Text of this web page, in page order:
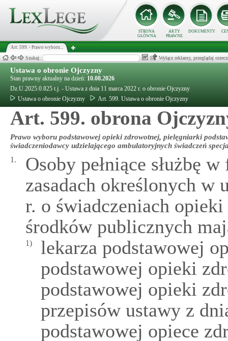
STRONA
GŁÓWNA
AKTY
PRAWNE
DOKUMENTY
Art. 599. - Prawo wyboru...
Szukaj: Wyłącz reklamy, przeglądaj
Ustawa o obronie Ojczyzny
Stan prawny aktualny na dzień: 10.08.2026
Dz.U.2025.0.825 t.j. - Ustawa z dnia 11 marca 2022 r. o obronie Ojczyzny
Ustawa o obronie Ojczyzny
Art. 599. Ustawa o obronie Ojczyzny
Art. 599. obrona
Prawo wyboru podstawowej opieki zdrowotnej, pielęgniarki
świadczeniodawcy udzielającego ambulatoryjnych świadczeń
1.
Osoby pełniące służbę
zasadach określonych w
r. o świadczeniach
środków publicznych
1)
lekarza podstawowej
podstawowej opieki
podstawowej opieki
przepisów ustawy z
podstawowej opiece